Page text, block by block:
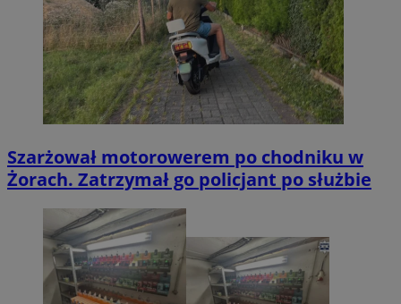
Szarżował motorowerem po chodniku w
Żorach. Zatrzymał go policjant po służbie